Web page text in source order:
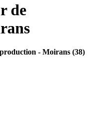
de
- Moirans (38)